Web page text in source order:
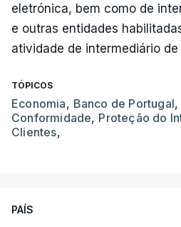
eletrónica, bem como de
e outras entidades
atividade de intermediário
TÓPICOS
Economia, Banco de Portugal,
Conformidade, Proteção do
Clientes,
PAÍS